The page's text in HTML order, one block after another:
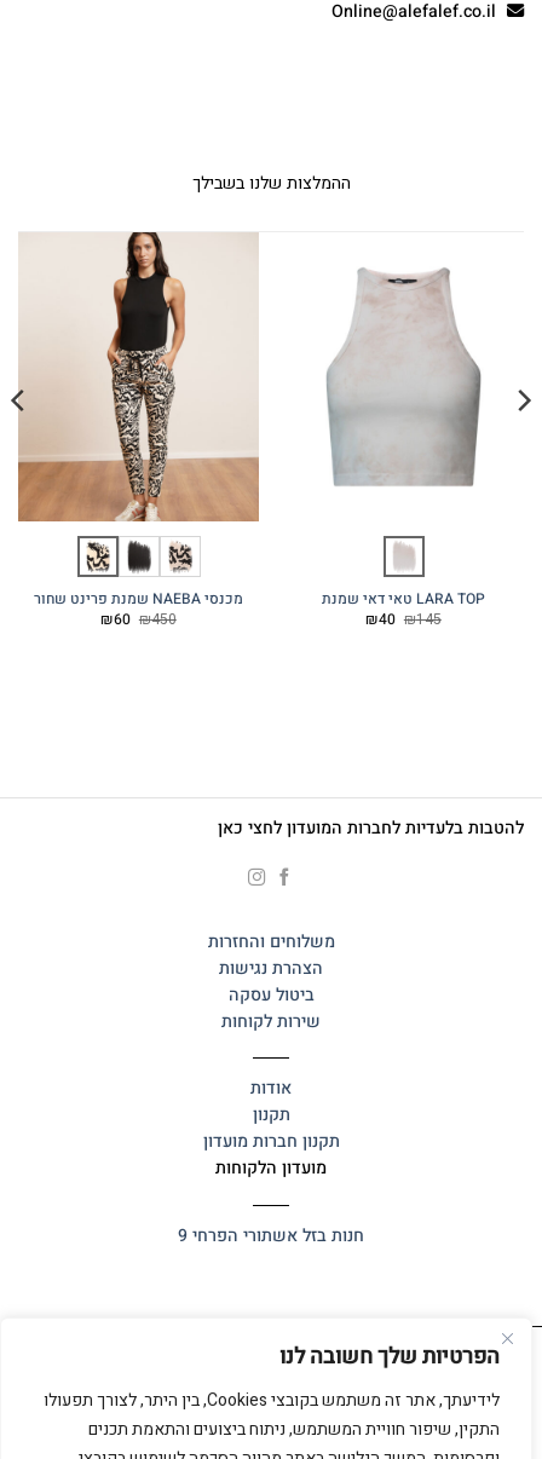
הפרטיות שלך חשובה לנו
לידיעתך, אתר זה משתמש בקובצי Cookies, בין היתר, לצורך תפעולו
התקין, שיפור חוויית המשתמש, ניתוח ביצועים והתאמת תכנים
Online@alefalef.co.il
ההמלצות שלנו בשבילך
LARA TOP טאי דאי שמנת
₪145 המחיר
₪40 המחיר
מכנסי NAEBA שמנת פרינט שחור
₪450 המחיר
₪60 המחיר
להטבות בלעדיות לחברות המועדון לחצי כאן
משלוחים והחזרות
הצהרת נגישות
ביטול עסקה
שירות לקוחות
אודות
תקנון
תקנון חברות מועדון
מועדון הלקוחות
חנות בזלאשתורי הפרחי 9
כל הזכויות שמורות 2025 © אלף אלף